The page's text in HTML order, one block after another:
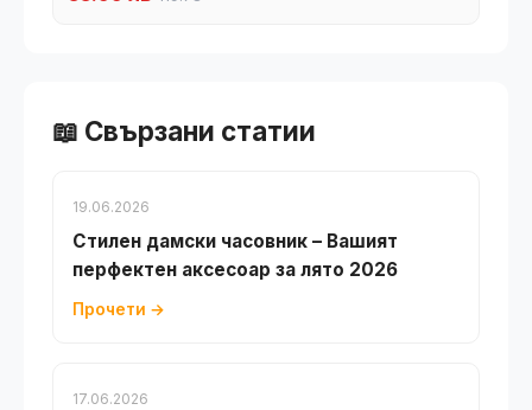
📖 Свързани статии
19.06.2026
Стилен дамски часовник – Вашият
перфектен аксесоар за лято 2026
Прочети →
17.06.2026